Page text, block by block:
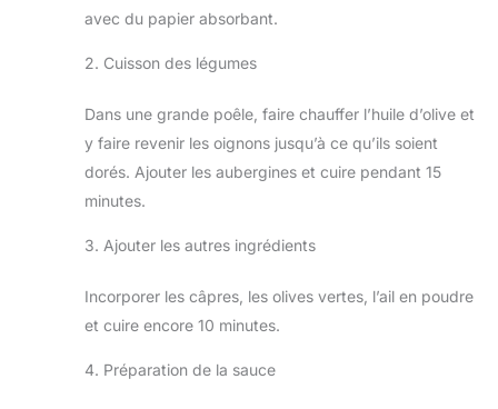
avec du papier absorbant.
2. Cuisson des légumes
Dans une grande poêle, faire chauffer l’huile d’olive et
y faire revenir les oignons jusqu’à ce qu’ils soient
dorés. Ajouter les aubergines et cuire pendant 15
minutes.
3. Ajouter les autres ingrédients
Incorporer les câpres, les olives vertes, l’ail en poudre
et cuire encore 10 minutes.
4. Préparation de la sauce